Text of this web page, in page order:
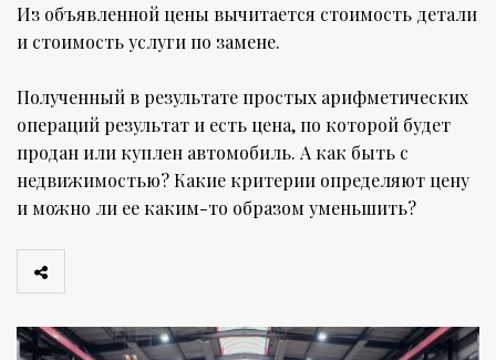
Из объявленной цены вычитается стоимость детали
и стоимость услуги по замене.
Полученный в результате простых арифметических
операций результат и есть цена, по которой будет
продан или куплен автомобиль. А как быть с
недвижимостью? Какие критерии определяют цену
и можно ли ее каким-то образом уменьшить?